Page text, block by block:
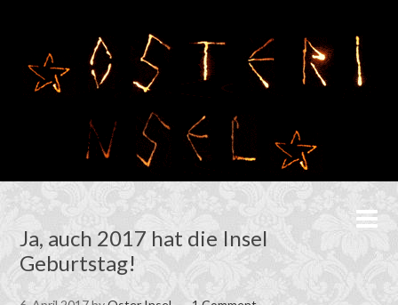
Ja, auch 2017 hat die Insel
Geburtstag!